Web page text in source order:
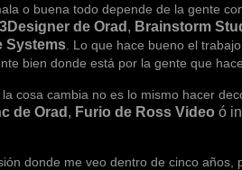
todo depende de la gente con
3Designer de Orad , Brainstorm
Systems . Lo que hace bueno el
bien donde está por la gente que
cambia no es lo mismo hacer
de Orad , Furio de Ross Video ó
me veo dentro de cinco años,